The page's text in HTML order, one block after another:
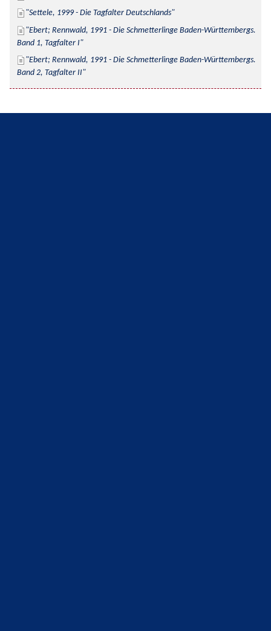
Settele, 1999 - Die Tagfalter Deutschlands
Ebert; Rennwald, 1991 - Die Schmetterlinge Baden-Württembergs.
Band 1, Tagfalter I
Ebert; Rennwald, 1991 - Die Schmetterlinge Baden-Württembergs.
Band 2, Tagfalter II